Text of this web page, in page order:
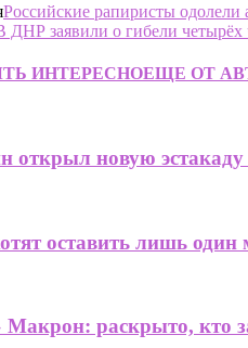
Российские рапиристы
ДНР заявили о гибели четырёх
ИНТЕРЕСНОЕЩЕ ОТ
открыл новую эстакаду
оставить лишь
раскрыто, кто